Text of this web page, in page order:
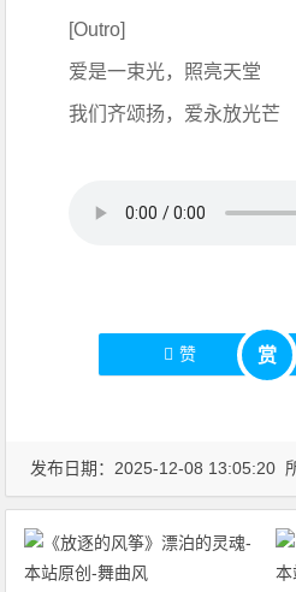
[Outro]
爱是一束光，照亮天堂
我们齐颂扬，爱永放光芒
赞 赏
发布日期：2025-12-08 13:05:20